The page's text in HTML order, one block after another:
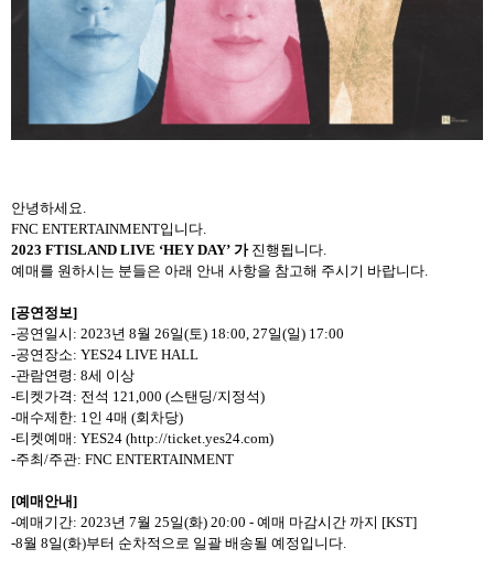
안녕하세요.
FNC ENTERTAINMENT입니다.
2023 FTISLAND LIVE ‘HEY DAY’ 가진행됩니다.
예매를 원하시는 분들은 아래 안내 사항을 참고해 주시기 바랍니다.
[공연정보]
-공연일시: 2023년 8월 26일(토) 18:00, 27일(일) 17:00
-공연장소: YES24 LIVE HALL
-관람연령: 8세 이상
-티켓가격: 전석 121,000 (스탠딩/지정석)
-매수제한: 1인 4매 (회차당)
-티켓예매: YES24 (http://ticket.yes24.com)
-주최/주관: FNC ENTERTAINMENT
[예매안내]
-예매기간: 2023년 7월 25일(화) 20:00 - 예매 마감시간 까지 [KST]
-8월 8일(화)부터 순차적으로 일괄 배송될 예정입니다.